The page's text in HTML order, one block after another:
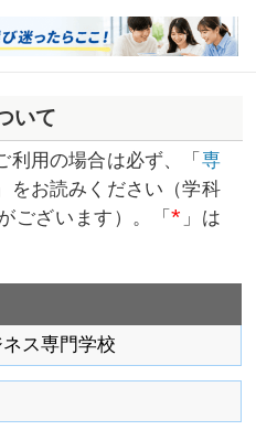
いて
利用の場合は必ず、「 専
」をお読みください（学科
ございます）。「* 」は